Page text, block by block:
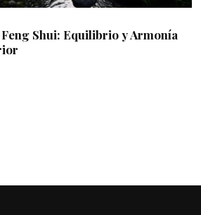
Shui: Equilibrio y Armonía